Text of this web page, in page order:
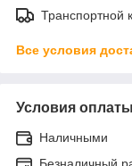
Транспортной
Все условия
Условия оплаты
Наличными